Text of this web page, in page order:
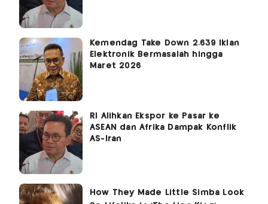
Kemendag Take Down 2.639 Iklan
Elektronik Bermasalah hingga
Maret 2026
RI Alihkan Ekspor ke Pasar ke
ASEAN dan Afrika Dampak Konflik
AS-Iran